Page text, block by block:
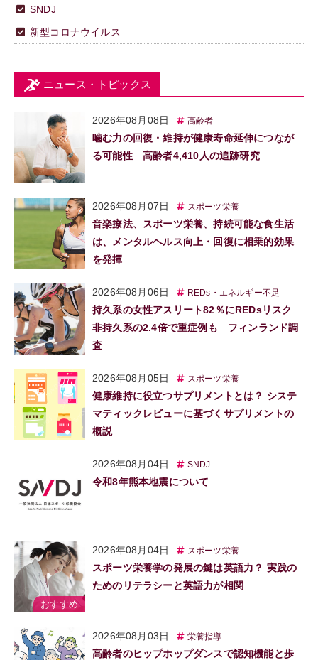
SNDJ
新型コロナウイルス
ニュース・トピックス
2026年08月08日 高齢者
噛む力の回復・維持が健康寿命延伸につなが
る可能性 高齢者4,410人の追跡研究
2026年08月07日 スポーツ栄養
音楽療法、スポーツ栄養、持続可能な食生活
は、メンタルヘルス向上・回復に相乗的効果
を発揮
2026年08月06日 REDs・エネルギー不足
持久系の女性アスリート82％にREDsリスク
非持久系の2.4倍で重症例も フィンランド調
査
2026年08月05日 スポーツ栄養
健康維持に役立つサプリメントとは？ システ
マティックレビューに基づくサプリメントの
概説
2026年08月04日 SNDJ
令和8年熊本地震について
2026年08月04日 スポーツ栄養
スポーツ栄養学の発展の鍵は英語力？ 実践の
ためのリテラシーと英語力が相関
2026年08月03日 栄養指導
高齢者のヒップホップダンスで認知機能と歩